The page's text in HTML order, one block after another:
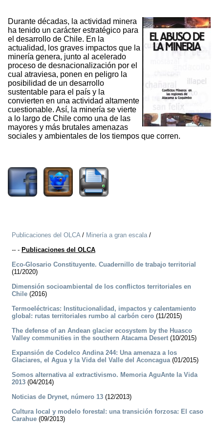
Durante décadas, la actividad minera
ha tenido un carácter estratégico para
el desarrollo de Chile. En la
actualidad, los graves impactos que la
minería genera, junto al acelerado
proceso de desnacionalización por el
cual atraviesa, ponen en peligro la
posibilidad de un desarrollo
sustentable para el país y la
convierten en una actividad altamente
cuestionable. Así, la minería se vierte
a lo largo de Chile como una de las
mayores y más brutales amenazas
sociales y ambientales de los tiempos que corren.
Publicaciones del OLCA/ Minería a gran escala/
-- - Publicaciones del OLCA
Eco-Glosario Constituyente. Cuadernillo de trabajo territorial
(11/2020)
Dimensión socioambiental de los conflictos territoriales en
Chile (2016)
Termoeléctricas: Institucionalidad, impactos y calentamiento
global: rutas territoriales rumbo al carbón cero (11/2015)
The defense of an Andean glacier ecosystem by the Huasco
Valley communities in the southern Atacama Desert (10/2015)
Expansión de Codelco Andina 244: Una amenaza a los
Glaciares, el Agua y la Vida del Valle del Aconcagua(01/2015)
Somos alternativa al extractivismo. Memoria AguAnte la Vida
2013 (04/2014)
Noticias de Drynet, número 13 (12/2013)
Cultura local y modelo forestal: una transición forzosa: El caso
Carahue (09/2013)